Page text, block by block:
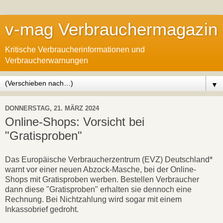
v-mag Verbrauchermagazin
Kritische Verbraucherinformationen und
Verbraucherwarnungen
▼
DONNERSTAG, 21. MÄRZ 2024
Online-Shops: Vorsicht bei
"Gratisproben"
Das Europäische Verbraucherzentrum (EVZ) Deutschland*
warnt vor einer neuen Abzock-Masche, bei der Online-
Shops mit Gratisproben werben. Bestellen Verbraucher
dann diese "Gratisproben" erhalten sie dennoch eine
Rechnung. Bei Nichtzahlung wird sogar mit einem
Inkassobrief gedroht.